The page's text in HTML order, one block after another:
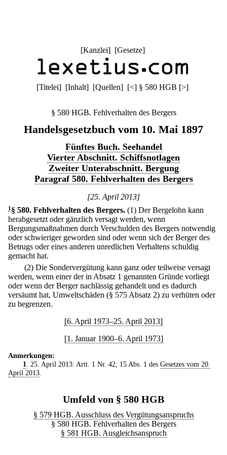
[Kanzlei] [Gesetze]
[Titelei] [Inhalt] [Quellen] [<] § 580 HGB [>]
§ 580 HGB. Fehlverhalten des Bergers
Handelsgesetzbuch vom 10. Mai 1897
Fünftes Buch. Seehandel
Vierter Abschnitt. Schiffsnotlagen
Zweiter Unterabschnitt. Bergung
Paragraf 580. Fehlverhalten des Bergers
[25. April 2013]
1 § 580. Fehlverhalten des Bergers. (1) Der Bergelohn kann
herabgesetzt oder gänzlich versagt werden, wenn
Bergungsmaßnahmen durch Verschulden des Bergers notwendig
oder schwieriger geworden sind oder wenn sich der Berger des
Betrugs oder eines anderen unredlichen Verhaltens schuldig
gemacht hat.
(2) Die Sondervergütung kann ganz oder teilweise versagt
werden, wenn einer der in Absatz 1 genannten Gründe vorliegt
oder wenn der Berger nachlässig gehandelt und es dadurch
versäumt hat, Umweltschäden (§ 575 Absatz 2) zu verhüten oder
zu begrenzen.
[6. April 1973–25. April 2013]
[1. Januar 1900–6. April 1973]
Anmerkungen:
1. 25. April 2013: Artt. 1 Nr. 42, 15 Abs. 1 des Gesetzes vom 20.
April 2013.
Umfeld von § 580 HGB
§ 579 HGB. Ausschluss des Vergütungsanspruchs
§ 580 HGB. Fehlverhalten des Bergers
§ 581 HGB. Ausgleichsanspruch